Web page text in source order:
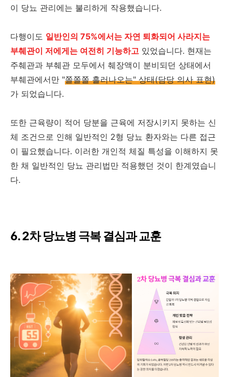
이 당뇨 관리에는 불리하게 작용했습니다.
다행이도 일반인의 75%에서는 자연 퇴화되어 사라지는
부췌관이 저에게는 여전히 기능하고 있었습니다. 현재는
주췌관과 부췌관 모두에서 췌장액이 분비되던 상태에서
부췌관에서만 "쫄쫄쫄 흘러나오는" 상태(담당 의사 표현)
가 되었습니다.
또한 근육량이 적어 당분을 근육에 저장시키지 못하는 신
체 조건으로 인해 일반적인 2형 당뇨 환자와는 다른 접근
이 필요했습니다. 이러한 개인적 체질 특성을 이해하지 못
한 채 일반적인 당뇨 관리법만 적용했던 것이 한계였습니
다.
6. 2차 당뇨병 극복 결심과 교훈